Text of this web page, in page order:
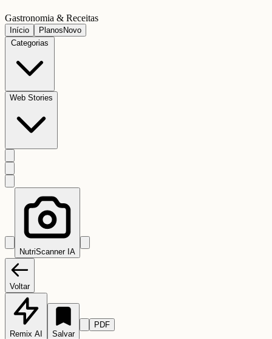
Gastronomia & Receitas
Início Planos Novo
Categorias
Web Stories
NutriScanner IA
Voltar
Remix AI Salvar
PDF